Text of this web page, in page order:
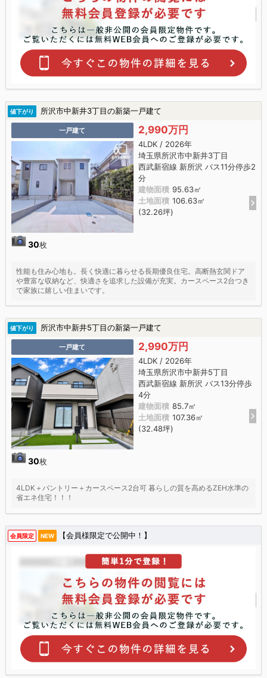
値下がり 所沢市中新井3丁目の新築一戸建て
一戸建て
30枚
2,990万円
4LDK / 2026年
埼玉県所沢市中新井3丁目
西武新宿線 新所沢 バス11分停歩2
分
建物面積 95.63㎡
土地面積 106.63㎡
(32.26坪)
性能も住み心地も。長く快適に暮らせる長期優良住宅。高断熱玄関ドア
や豊富な収納など、快適さを追求した設備が充実。カースペース2台つき
で家族に嬉しい住まいです。
値下がり 所沢市中新井5丁目の新築一戸建て
一戸建て
30枚
2,990万円
4LDK / 2026年
埼玉県所沢市中新井5丁目
西武新宿線 新所沢 バス13分停歩
4分
建物面積 85.7㎡
土地面積 107.36㎡
(32.48坪)
4LDK＋パントリー＋カースペース2台可 暮らしの質を高めるZEH水準の
省エネ住宅！！！
会員限定 NEW 【会員様限定で公開中！】